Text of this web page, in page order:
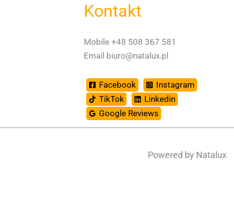
Kontakt
Mobile +48 508 367 581
Email biuro@natalux.pl
Facebook
Instagram
TikTok
Linkedin
Google Reviews
Powered by Natalux